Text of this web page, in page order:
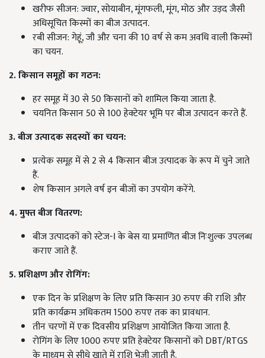
खरीफ सीजन: ज्वार, सोयाबीन, मूंगफली, मूंग, मोठ और उड़द जैसी
अधिसूचित किस्मों का बीज उत्पादन.
रबी सीजन: गेहूं, जौ और चना की 10 वर्ष से कम अवधि वाली किस्मों
का चयन.
2. किसान समूहों का गठन:
हर समूह में 30 से 50 किसानों को शामिल किया जाता है.
चयनित किसान 50 से 100 हेक्टेयर भूमि पर बीज उत्पादन करते हैं.
3. बीज उत्पादक सदस्यों का चयन:
प्रत्येक समूह में से 2 से 4 किसान बीज उत्पादक के रूप में चुने जाते
हैं.
शेष किसान अगले वर्ष इन बीजों का उपयोग करेंगे.
4. मुफ्त बीज वितरण:
बीज उत्पादकों को स्टेज-I के बेस या प्रमाणित बीज निःशुल्क उपलब्ध
कराए जाते हैं.
5. प्रशिक्षण और रोगिंग:
एक दिन के प्रशिक्षण के लिए प्रति किसान 30 रुपए की राशि और
प्रति कार्यक्रम अधिकतम 1500 रुपए तक का प्रावधान.
तीन चरणों में एक दिवसीय प्रशिक्षण आयोजित किया जाता है.
रोगिंग के लिए 1000 रुपए प्रति हेक्टेयर किसानों को DBT/RTGS